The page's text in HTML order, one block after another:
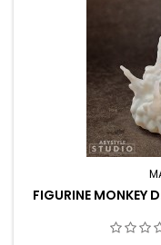
FIGURINE MONKEY